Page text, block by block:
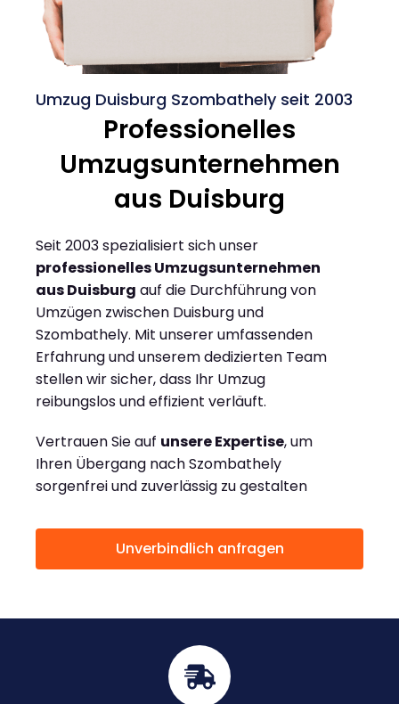
Umzug Duisburg Szombathely seit 2003
Professionelles
Umzugsunternehmen
aus Duisburg
Seit 2003 spezialisiert sich unser
professionelles Umzugsunternehmen
aus Duisburg auf die Durchführung von
Umzügen zwischen Duisburg und
Szombathely. Mit unserer umfassenden
Erfahrung und unserem dedizierten Team
stellen wir sicher, dass Ihr Umzug
reibungslos und effizient verläuft.
Vertrauen Sie auf unsere Expertise, um
Ihren Übergang nach Szombathely
sorgenfrei und zuverlässig zu gestalten
Unverbindlich anfragen